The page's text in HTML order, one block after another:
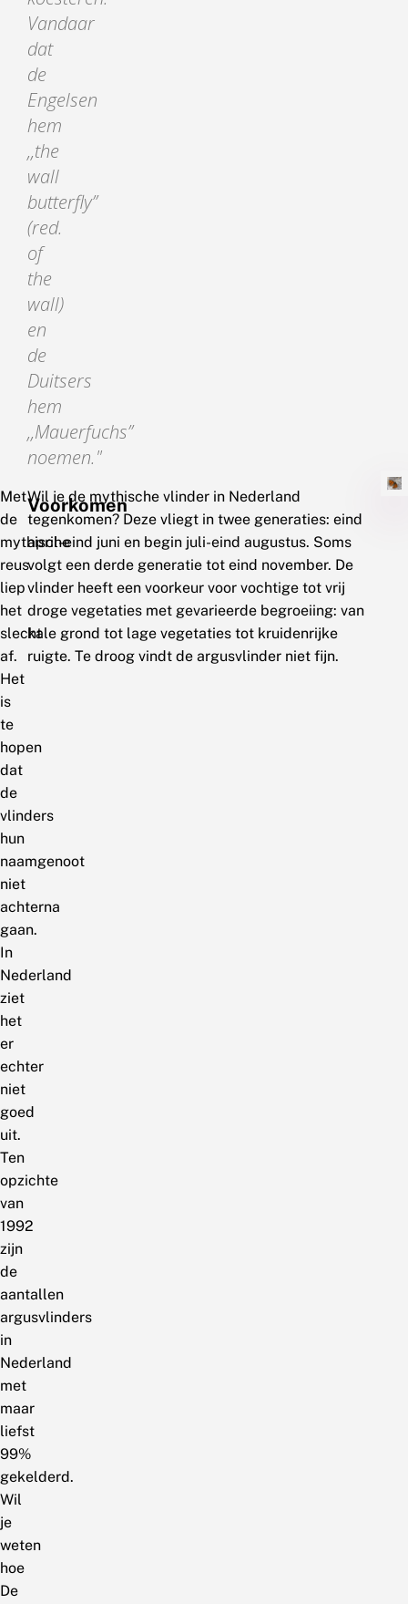
Vandaar
dat
de
Engelsen
hem
,,the
wall
butterfly’’
(red.
of
the
wall)
en
de
Duitsers
hem
,,Mauerfuchs’’
noemen.
Met
de
mythische
reus
liep
het
slecht
af.
Het
is
te
hopen
dat
de
vlinders
hun
naamgenoot
niet
achterna
gaan.
In
Nederland
ziet
het
er
echter
niet
goed
uit.
Ten
opzichte
van
1992
zijn
de
aantallen
argusvlinders
in
Nederland
met
maar
liefst
99%
gekelderd.
Wil
je
weten
hoe
De
Voorkomen
Wil je de mythische vlinder in Nederland
tegenkomen? Deze vliegt in twee generaties: eind
april-eind juni en begin juli-eind augustus. Soms
volgt een derde generatie tot eind november. De
vlinder heeft een voorkeur voor vochtige tot vrij
droge vegetaties met gevarieerde begroeiing: van
kale grond tot lage vegetaties tot kruidenrijke
ruigte. Te droog vindt de argusvlinder niet fijn.